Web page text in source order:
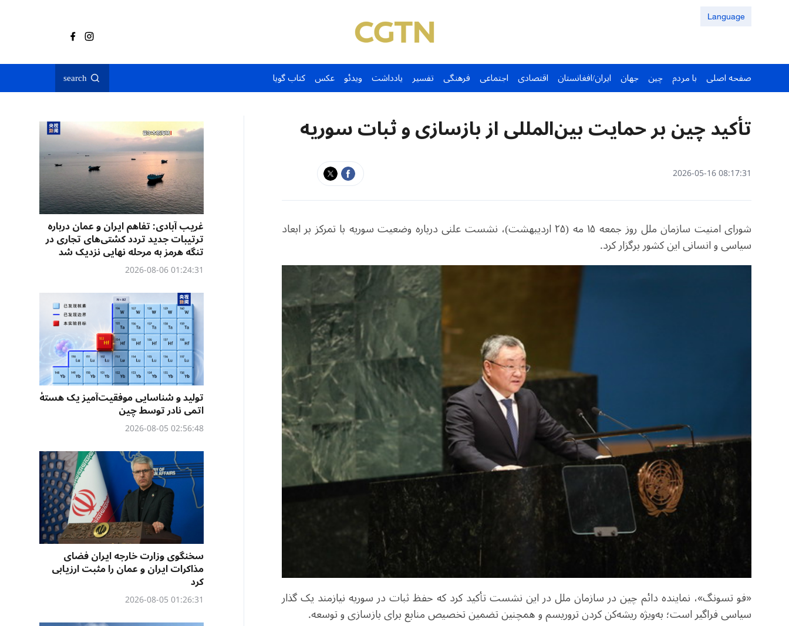
Language
صفحه اصلی با مردم چین جهان ایران/افغانستان اقتصادی اجتماعی فرهنگی تفسیر یادداشت ویدئو عکس کتاب گویا search
تأکید چین بر حمایت بین‌المللی از بازسازی و ثبات سوریه
08:17:31 2026-05-16
شورای امنیت سازمان ملل روز جمعه ۱۵ مه (۲۵ اردیبهشت)، نشست علنی درباره وضعیت سوریه با تمرکز بر ابعاد
سیاسی و انسانی این کشور برگزار کرد.
«فو تسونگ»، نماینده دائم چین در سازمان ملل در این نشست تأکید کرد که حفظ ثبات در سوریه نیازمند یک گذار
سیاسی فراگیر است؛ به‌ویژه ریشه‌کن کردن تروریسم و همچنین تضمین تخصیص منابع برای بازسازی و توسعه.
غریب آبادی: تفاهم ایران و عمان درباره
ترتیبات جدید تردد کشتی‌های تجاری در
تنگه هرمز به مرحله نهایی نزدیک شد
01:24:31 2026-08-06
تولید و شناسایی موفقیت‌آمیز یک هستهٔ
اتمی نادر توسط چین
02:56:48 2026-08-05
سخنگوی وزارت خارجه ایران فضای
مذاکرات ایران و عمان را مثبت ارزیابی
کرد
01:26:31 2026-08-05